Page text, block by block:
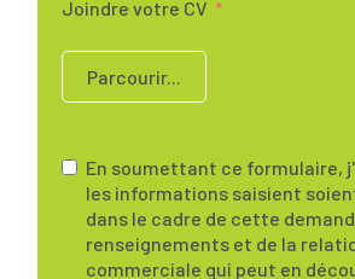
Joindre votre CV
Parcourir...
En soumettant ce formulaire,
les informations saisient
dans le cadre de cette
renseignements et de la
commerciale qui peut en